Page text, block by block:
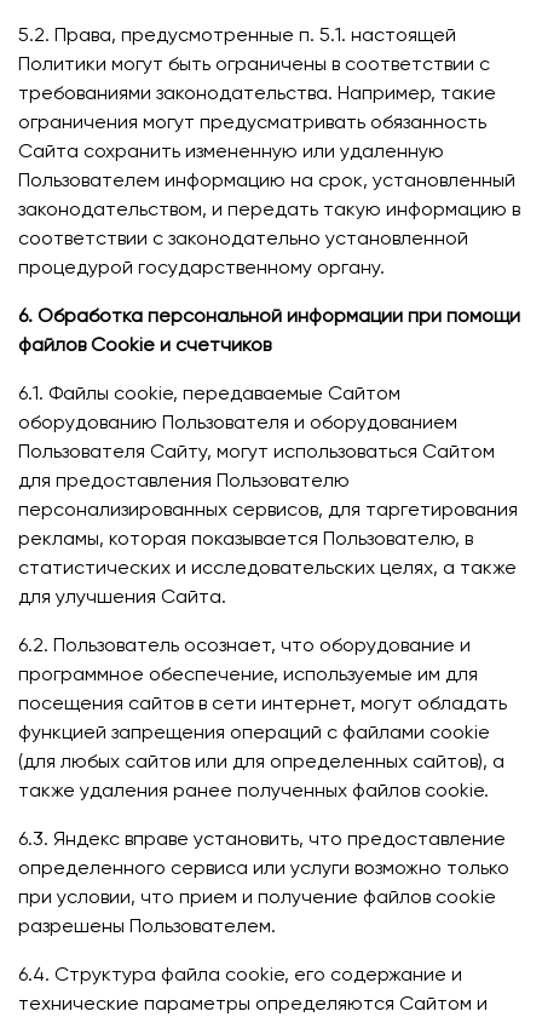
5.2. Права, предусмотренные п. 5.1. настоящей
Политики могут быть ограничены в соответствии с
требованиями законодательства. Например, такие
ограничения могут предусматривать обязанность
Сайта сохранить измененную или удаленную
Пользователем информацию на срок, установленный
законодательством, и передать такую информацию в
соответствии с законодательно установленной
процедурой государственному органу.
6. Обработка персональной информации при помощи
файлов Cookie и счетчиков
6.1. Файлы cookie, передаваемые Сайтом
оборудованию Пользователя и оборудованием
Пользователя Сайту, могут использоваться Сайтом
для предоставления Пользователю
персонализированных сервисов, для таргетирования
рекламы, которая показывается Пользователю, в
статистических и исследовательских целях, а также
для улучшения Сайта.
6.2. Пользователь осознает, что оборудование и
программное обеспечение, используемые им для
посещения сайтов в сети интернет, могут обладать
функцией запрещения операций с файлами cookie
(для любых сайтов или для определенных сайтов), а
также удаления ранее полученных файлов cookie.
6.3. Яндекс вправе установить, что предоставление
определенного сервиса или услуги возможно только
при условии, что прием и получение файлов cookie
разрешены Пользователем.
6.4. Структура файла cookie, его содержание и
технические параметры определяются Сайтом и